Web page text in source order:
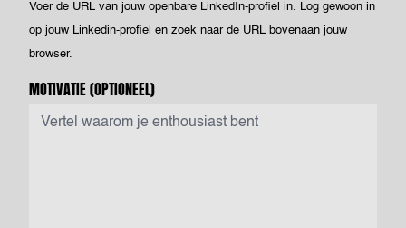
Voer de URL van jouw openbare LinkedIn-profiel in. Log gewoon in
op jouw Linkedin-profiel en zoek naar de URL bovenaan jouw
browser.
MOTIVATIE(OPTIONEEL)